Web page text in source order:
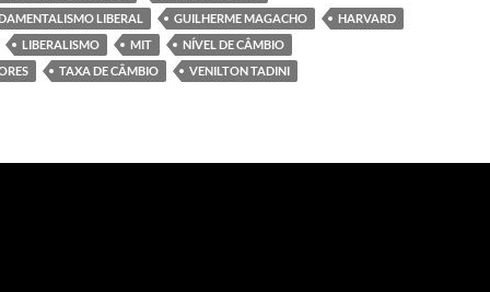
LIBERAL
GUILHERME MAGACHO
HARVARD
LIBERALISMO
MIT
NÍVEL DE CÂMBIO
TAXA DE CÂMBIO VENILTON TADINI